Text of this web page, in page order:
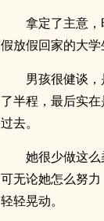
拿定了主意
假放假回家的大学
男孩很健谈
了半程，最后实
过去。
她很少做这
可无论她怎么努
轻轻晃动。